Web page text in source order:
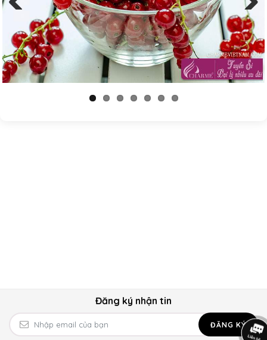
Previous Next
Đăng ký nhận tin
ĐĂNG KÝ